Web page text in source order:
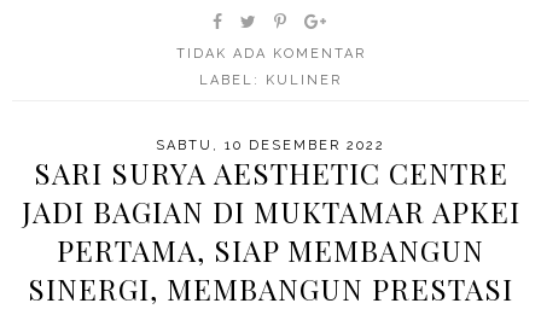
TIDAK ADA KOMENTAR
LABEL: KULINER
SABTU, 10 DESEMBER 2022
SARI SURYA AESTHETIC CENTRE
JADI BAGIAN DI MUKTAMAR APKEI
PERTAMA, SIAP MEMBANGUN
SINERGI, MEMBANGUN PRESTASI